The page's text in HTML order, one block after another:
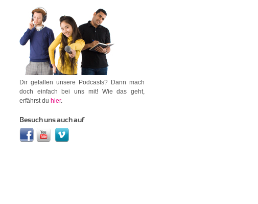
Dir gefallen unsere Podcasts? Dann mach
doch einfach bei uns mit! Wie das geht,
erfährst du hier.
Besuch uns auch auf